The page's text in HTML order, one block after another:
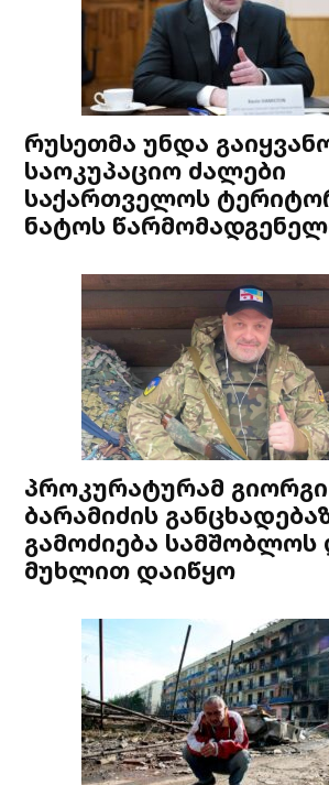
რუსეთმა უნდა
საოკუპაციო ძალები
საქართველოს
ნატოს
პროკურატურამ გიორგი
ბარამიძის
გამოძიება
მუხლით დაიწყო